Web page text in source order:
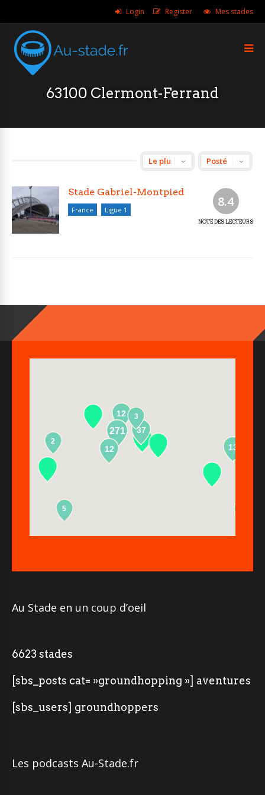
Login Register Mes stades
63100 Clermont-Ferrand
8.4
NOTE DES LECTEURS
Stade Gabriel-Montpied
France Ligue 1
12
271
13
37
2
5
12
3
Au Stade en un coup d’oeil
6623 stades
[sbs_posts cat= »groundhopping »] aventures
[sbs_users] groundhoppers
Les podcasts Au-Stade.fr